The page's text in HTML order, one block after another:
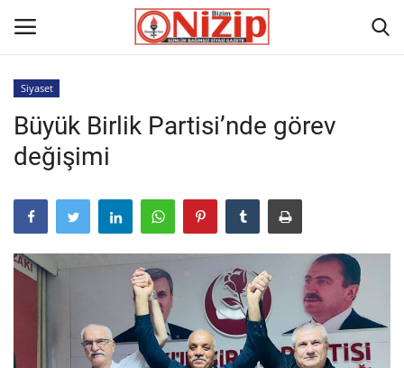
Ana
GÜNDEM
Gazete
Asayiş
Siyaset
Siyaset
Büyük Birlik Partisi’nde görev
değişimi